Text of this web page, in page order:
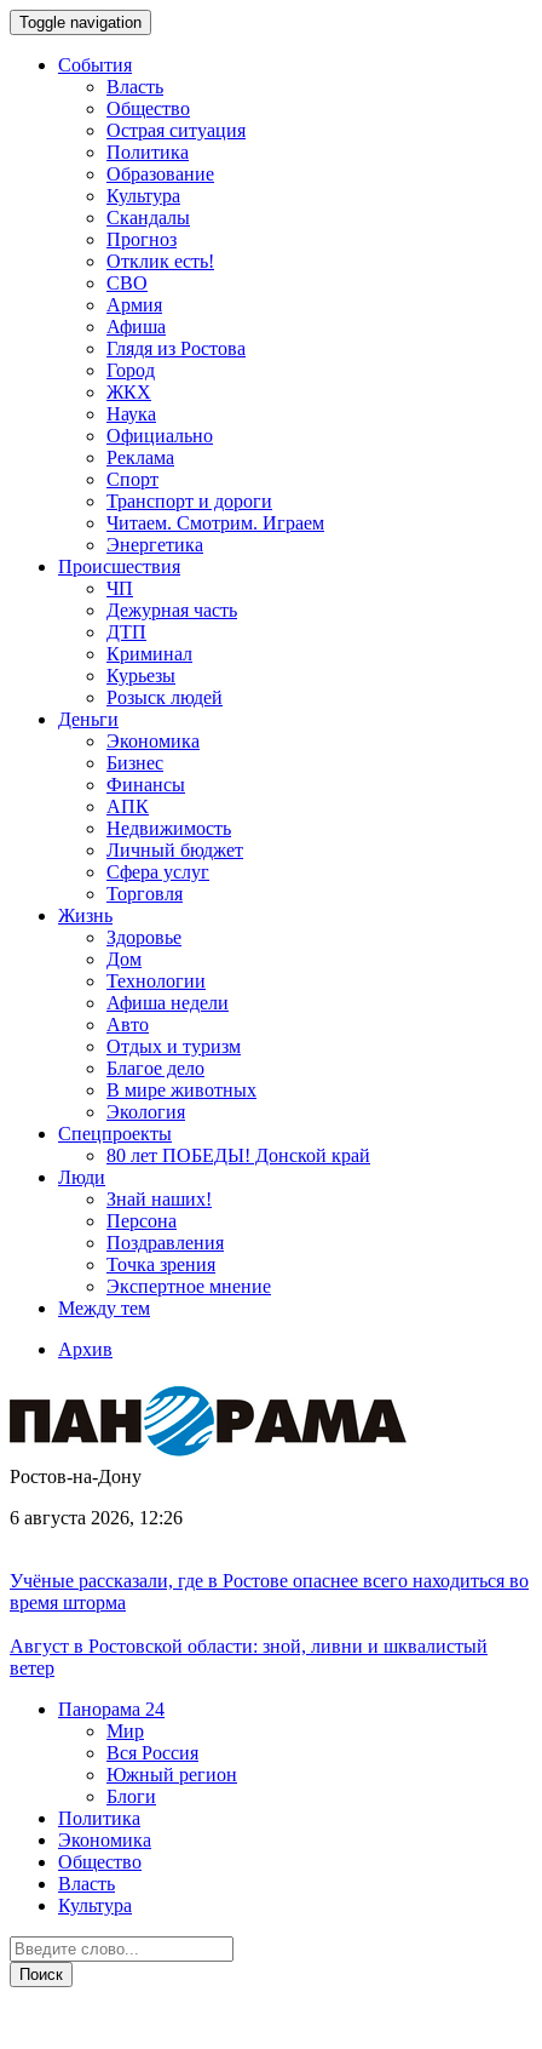
Toggle navigation
События
Власть
Общество
Острая ситуация
Политика
Образование
Культура
Скандалы
Прогноз
Отклик есть!
СВО
Армия
Афиша
Глядя из Ростова
Город
ЖКХ
Наука
Официально
Реклама
Спорт
Транспорт и дороги
Читаем. Смотрим. Играем
Энергетика
Происшествия
ЧП
Дежурная часть
ДТП
Криминал
Курьезы
Розыск людей
Деньги
Экономика
Бизнес
Финансы
АПК
Недвижимость
Личный бюджет
Сфера услуг
Торговля
Жизнь
Здоровье
Дом
Технологии
Афиша недели
Авто
Отдых и туризм
Благое дело
В мире животных
Экология
Спецпроекты
80 лет ПОБЕДЫ! Донской край
Люди
Знай наших!
Персона
Поздравления
Точка зрения
Экспертное мнение
Между тем
Архив
Ростов-на-Дону
6 августа 2026, 12:26
Учёные рассказали, где в Ростове опаснее всего находиться во
время шторма
Август в Ростовской области: зной, ливни и шквалистый
ветер
Панорама 24
Мир
Вся Россия
Южный регион
Блоги
Политика
Экономика
Общество
Власть
Культура